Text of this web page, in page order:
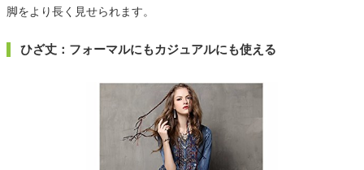
脚をより長く見せられます。
ひざ丈：フォーマルにもカジュアルにも使える